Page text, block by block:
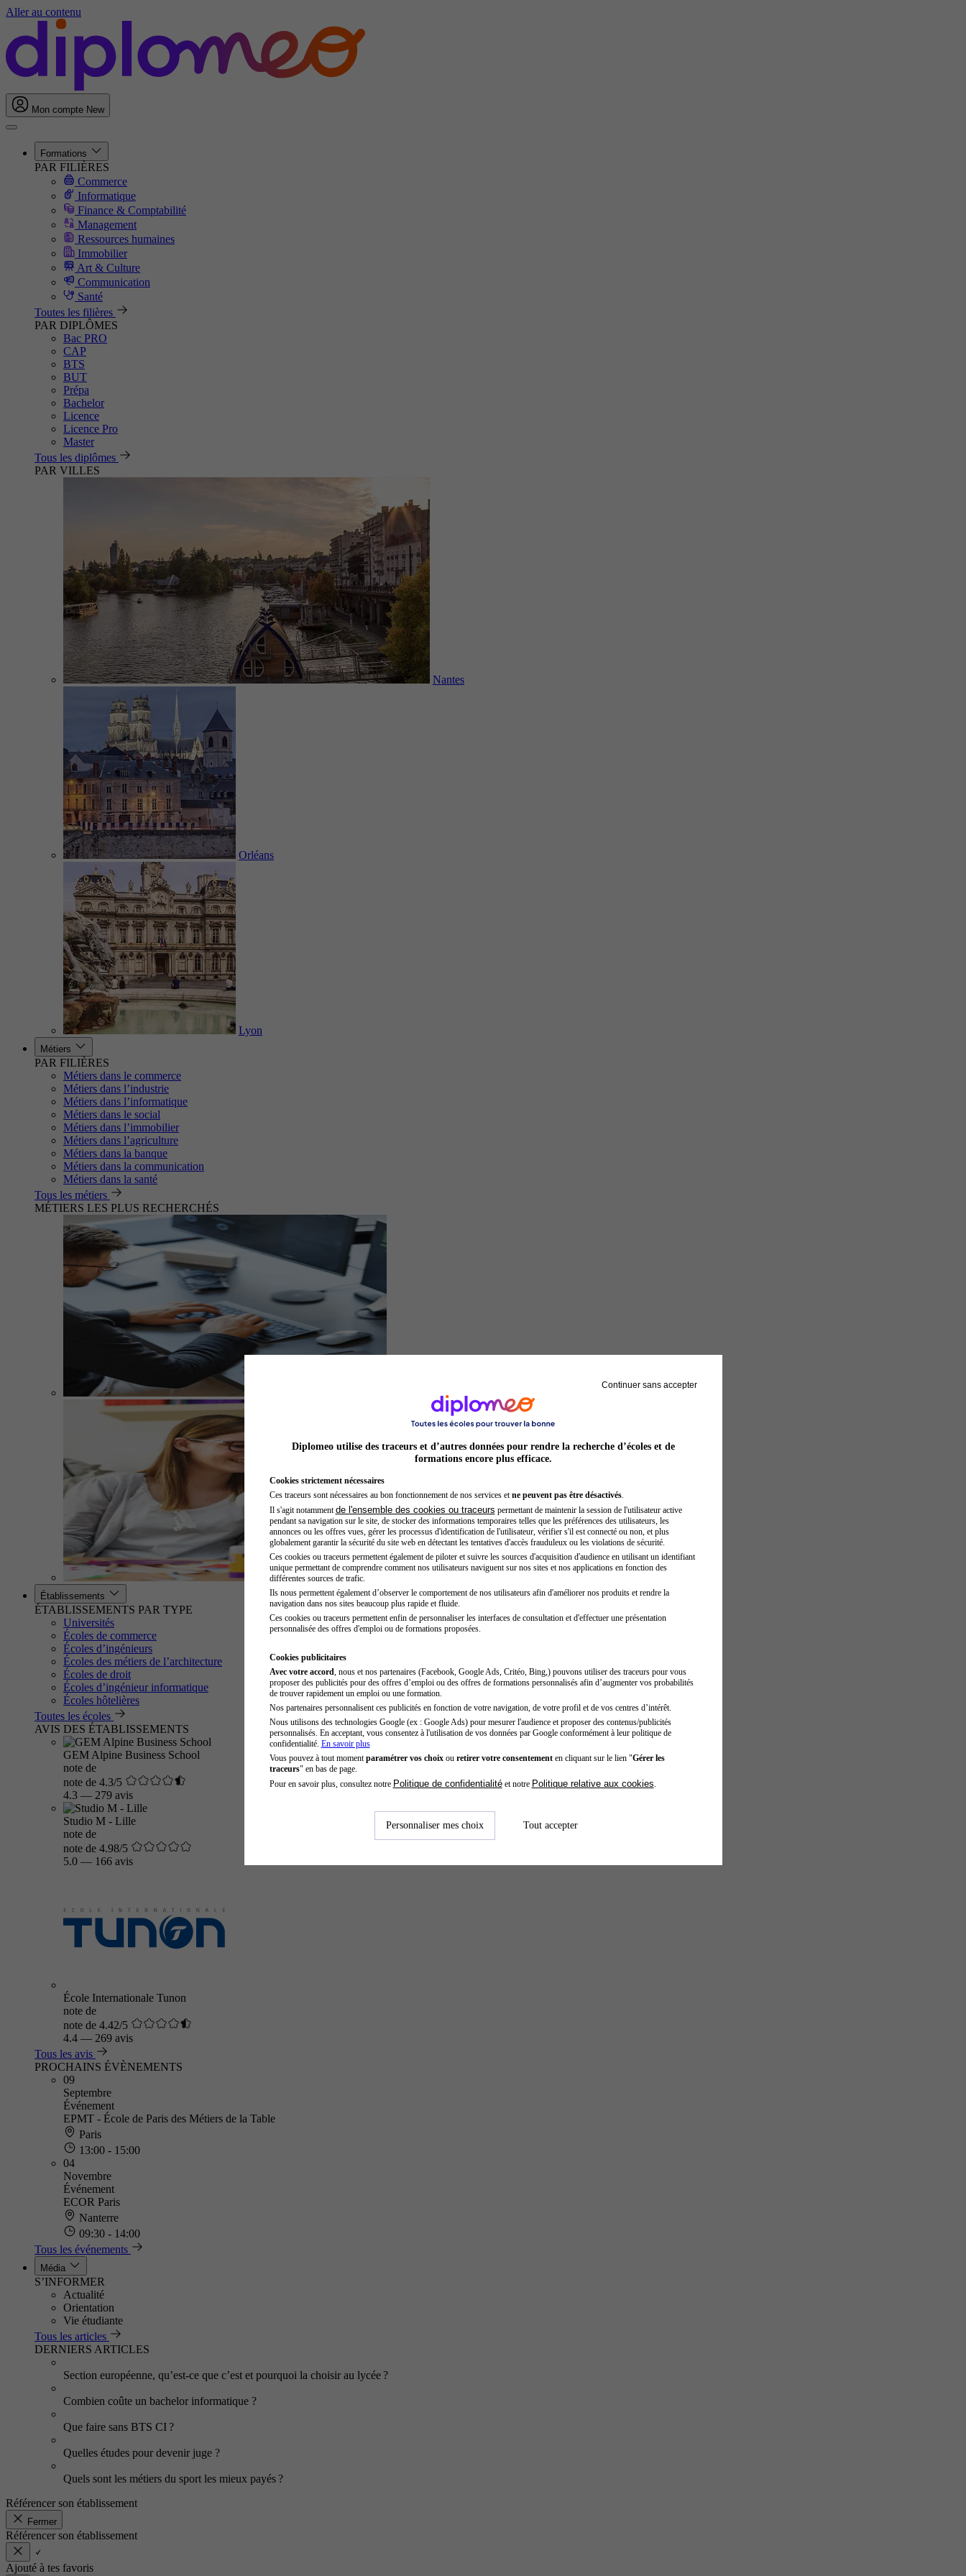
Aller au contenu
Mon compte New
Formations
PAR FILIÈRES
Commerce
Informatique
Finance & Comptabilité
Management
Ressources humaines
Immobilier
Art & Culture
Communication
Santé
Toutes les filières
PAR DIPLÔMES
Bac PRO
CAP
BTS
BUT
Prépa
Bachelor
Licence
Licence Pro
Master
Tous les diplômes
PAR VILLES
Nantes
Orléans
Lyon
Métiers
PAR FILIÈRES
Métiers dans le commerce
Métiers dans l’industrie
Métiers dans l’informatique
Métiers dans le social
Métiers dans l’immobilier
Métiers dans l’agriculture
Métiers dans la banque
Métiers dans la communication
Métiers dans la santé
Tous les métiers
MÉTIERS LES PLUS RECHERCHÉS
Développeur web
Établissements
ÉTABLISSEMENTS PAR TYPE
Universités
Écoles de commerce
Écoles d’ingénieurs
Écoles des métiers de l’architecture
Écoles de droit
Écoles d’ingénieur informatique
Écoles hôtelières
Toutes les écoles
AVIS DES ÉTABLISSEMENTS
GEM Alpine Business School
note de
note de 4.3/5
4.3 — 279 avis
Studio M - Lille
note de
note de 4.98/5
5.0 — 166 avis
École Internationale Tunon
note de
note de 4.42/5
4.4 — 269 avis
Tous les avis
PROCHAINS ÉVÈNEMENTS
09
Septembre
Événement
EPMT - École de Paris des Métiers de la Table
Paris
13:00 - 15:00
04
Novembre
Événement
ECOR Paris
Nanterre
09:30 - 14:00
Tous les événements
Média
S’INFORMER
Actualité
Orientation
Vie étudiante
Tous les articles
DERNIERS ARTICLES
Section européenne, qu’est-ce que c’est et pourquoi la choisir au lycée ?
Combien coûte un bachelor informatique ?
Que faire sans BTS CI ?
Quelles études pour devenir juge ?
Quels sont les métiers du sport les mieux payés ?
Référencer son établissement
Fermer
Référencer son établissement
Ajouté à tes favoris
Continuer sans accepter
Diplomeo utilise des traceurs et d’autres données pour rendre la recherche d’écoles et de
formations encore plus efficace.
Cookies strictement nécessaires
Ces traceurs sont nécessaires au bon fonctionnement de nos services et ne peuvent pas être désactivés.
Il s'agit notamment de l'ensemble des cookies ou traceurs permettant de maintenir la session de l'utilisateur active
pendant sa navigation sur le site, de stocker des informations temporaires telles que les préférences des utilisateurs, les
annonces ou les offres vues, gérer les processus d'identification de l'utilisateur, vérifier s'il est connecté ou non, et plus
globalement garantir la sécurité du site web en détectant les tentatives d'accès frauduleux ou les violations de sécurité.
Ces cookies ou traceurs permettent également de piloter et suivre les sources d'acquisition d'audience en utilisant un identifiant
unique permettant de comprendre comment nos utilisateurs naviguent sur nos sites et nos applications en fonction des
différentes sources de trafic.
Ils nous permettent également d’observer le comportement de nos utilisateurs afin d'améliorer nos produits et rendre la
navigation dans nos sites beaucoup plus rapide et fluide.
Ces cookies ou traceurs permettent enfin de personnaliser les interfaces de consultation et d'effectuer une présentation
personnalisée des offres d'emploi ou de formations proposées.
Cookies publicitaires
Avec votre accord , nous et nos partenaires (Facebook, Google Ads, Critéo, Bing,) pouvons utiliser des traceurs pour vous
proposer des publicités pour des offres d’emploi ou des offres de formations personnalisés afin d’augmenter vos probabilités
de trouver rapidement un emploi ou une formation.
Nos partenaires personnalisent ces publicités en fonction de votre navigation, de votre profil et de vos centres d’intérêt.
Nous utilisons des technologies Google (ex : Google Ads) pour mesurer l'audience et proposer des contenus/publicités
personnalisés. En acceptant, vous consentez à l'utilisation de vos données par Google conformément à leur politique de
confidentialité. En savoir plus
Vous pouvez à tout moment paramétrer vos choixou retirer votre consentementen cliquant sur le lien "Gérer les
traceurs" en bas de page.
Pour en savoir plus, consultez notre Politique de confidentialitéet notre Politique relative aux cookies
Personnaliser mes choix Tout accepter